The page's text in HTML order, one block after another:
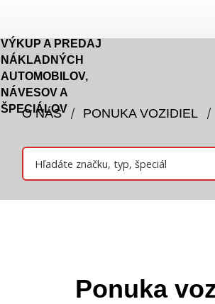
VÝKUP A PREDAJ
NÁKLADNÝCH
AUTOMOBILOV,
NÁVESOV A
ŠPECIÁLOV
O NÁS PONUKA VOZIDIEL
Ponuka